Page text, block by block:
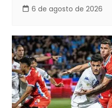
6 de agosto de 2026